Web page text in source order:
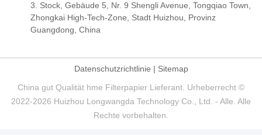
3. Stock, Gebäude 5, Nr. 9 Shengli Avenue, Tongqiao Town,
Zhongkai High-Tech-Zone, Stadt Huizhou, Provinz
Guangdong, China
Datenschutzrichtlinie | Sitemap
China gut Qualität hme Filterpapier Lieferant. Urheberrecht ©
2022-2026 Huizhou Longwangda Technology Co., Ltd. - Alle. Alle
Rechte vorbehalten.